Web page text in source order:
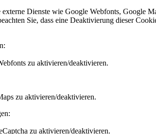
Dienste wie Google Webfonts, Google
Sie, dass eine Deaktivierung dieser
zu aktivieren/deaktivieren.
zu aktivieren/deaktivieren.
zu aktivieren/deaktivieren.